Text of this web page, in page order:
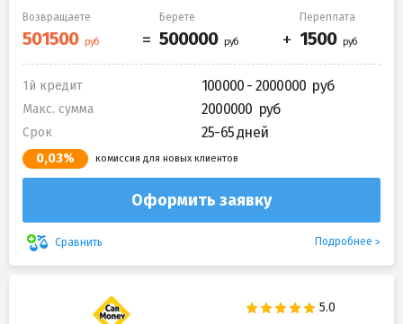
Возвращаете Берете Переплата
1й кредит 100000 - 2000000
Макс. сумма 2000000
Срок 25-65 дней
0,03% комиссия для новых клиентов
Оформить заявку
Сравнить Подробнее